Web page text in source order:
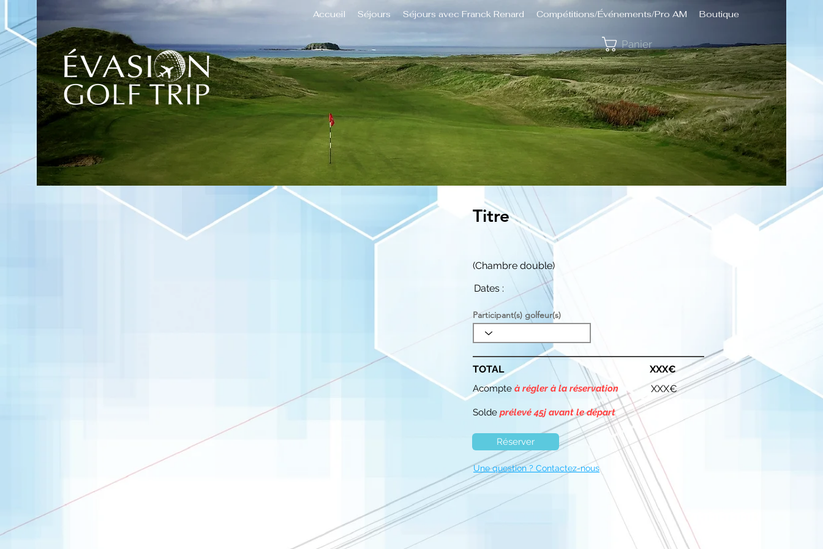
Accueil Séjours Séjours avec Franck Renard Compétitions/Événements/Pro AM Boutique
Panier
Titre
(Chambre double)
Dates :
Participant(s) golfeur(s)
TOTAL XXX€
Acompte à régler à la réservation XXX€
Solde prélevé 45j avant le départ
Réserver
Une question ? Contactez-nous